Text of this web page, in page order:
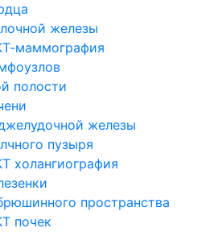
железы
маммография
полости
железы
пузыря
холангиография
пространства
почек